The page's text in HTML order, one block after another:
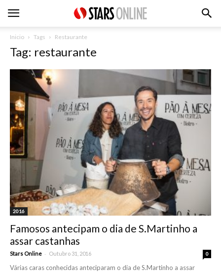
Inicio Tags Restaurante
Tag: restaurante
2016
Famosos antecipam o dia de S.Martinho a
assar castanhas
Stars Online - Outubro 31, 2016 0
Várias caras conhecidas anteciparam o dia de S.Martinho a assar